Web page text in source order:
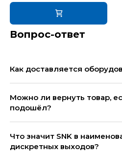
Вопрос-ответ
Как доставляется
Можно ли вернуть товар,
подошёл?
Что значит SNK в
дискретных выходов?